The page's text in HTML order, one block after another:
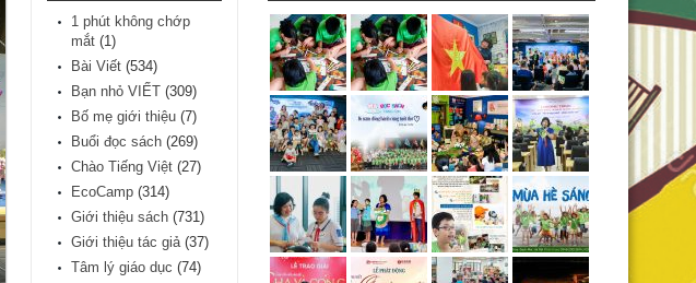
1 phút không chớp
mắt (1)
Bài Viết (534)
Bạn nhỏ VIẾT (309)
Bố mẹ giới thiệu (7)
Buổi đọc sách (269)
Chào Tiếng Việt (27)
EcoCamp (314)
Giới thiệu sách (731)
Giới thiệu tác giả(37)
Tâm lý giáo dục (74)